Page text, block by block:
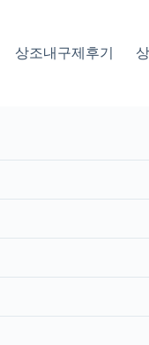
상조내구제후기